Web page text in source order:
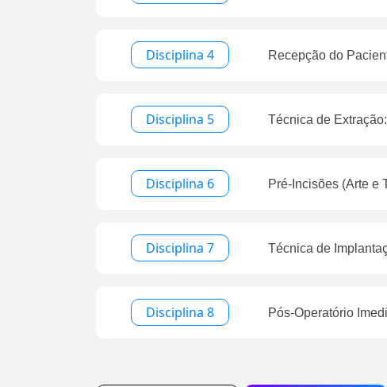
Disciplina 4 Recepção do
Disciplina 5 Técnica de Extração:
Disciplina 6 Pré-Incisões (Arte e
Disciplina 7 Técnica de
Disciplina 8 Pós-Operatório